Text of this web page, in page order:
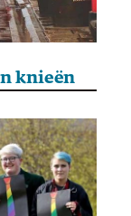
knieën